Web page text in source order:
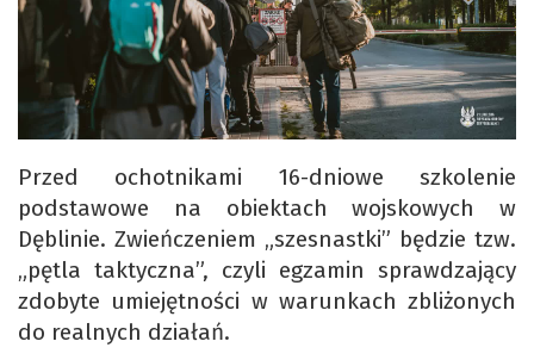
Przed ochotnikami 16-dniowe szkolenie
podstawowe na obiektach wojskowych w
Dęblinie. Zwieńczeniem „szesnastki” będzie tzw.
„pętla taktyczna”, czyli egzamin sprawdzający
zdobyte umiejętności w warunkach zbliżonych
do realnych działań.